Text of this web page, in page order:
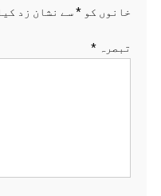
خانوں کو *سے نشان زد
تبصرہ *